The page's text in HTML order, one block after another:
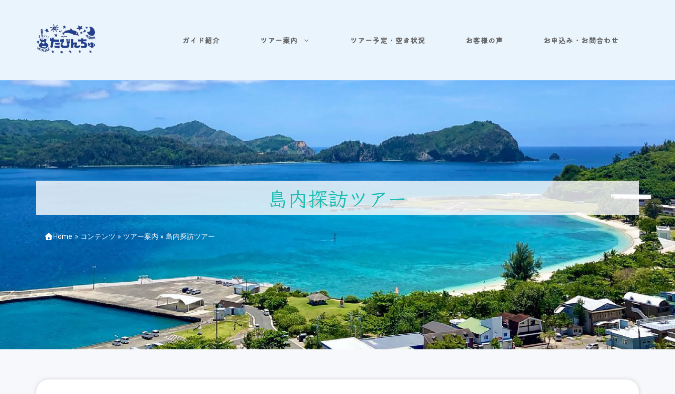
キ
ッ
プ
ガイド紹介 ツアー案内 ツアー予定・空き状況 お客様の声 お申込み・お問合わせ
島内探訪ツアー
Home » コンテンツ » ツアー案内 » 島内探訪ツアー